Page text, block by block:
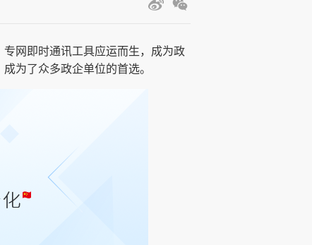
网即时通讯工具应运而生，成为政
为了众多政企单位的首选。